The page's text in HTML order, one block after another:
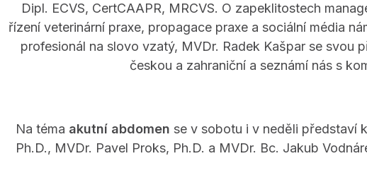
Dipl. ECVS, CertCAAPR, MRCVS. O zapeklitostech
řízení veterinární praxe, propagace praxe a sociální média
profesionál na slovo vzatý, MVDr. Radek Kašpar se svou
českou a zahraniční a seznámí nás s
Na téma akutní abdomen se v sobotu i v neděli představí
Ph.D., MVDr. Pavel Proks, Ph.D. a MVDr. Bc. Jakub